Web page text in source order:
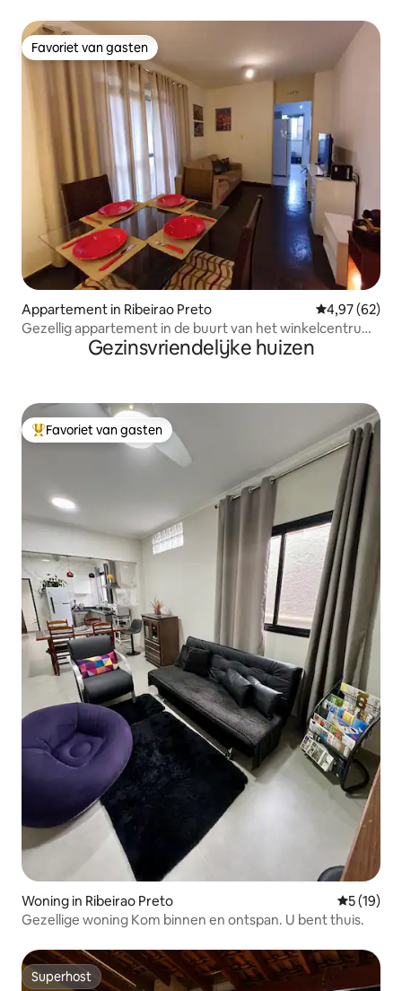
Favoriet van gasten
Favoriet van gasten
Appartement in Ribeirao Preto Gemiddelde
4,97 (62)
Gezellig appartement in de buurt van het winkelcentrum
Gezinsvriendelijke huizen
Topfavoriet van gasten
Favoriet van gasten
Woning in Ribeirao Preto
5 (19)
Gezellige woning Kom binnen en ontspan. U bent thuis.
Superhost
Superhost